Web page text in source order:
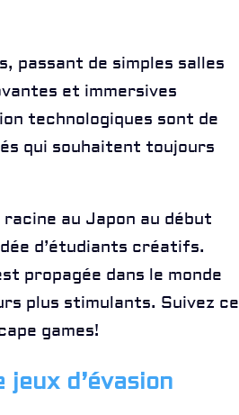
passant de simples salles
et immersives
technologiques sont de
qui souhaitent toujours
racine au Japon au début
d’étudiants créatifs.
propagée dans le monde
plus stimulants. Suivez ce
games!
d’évasion